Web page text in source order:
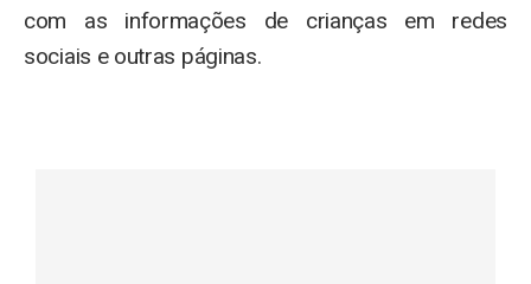
com as informações de crianças em redes
sociais e outras páginas.